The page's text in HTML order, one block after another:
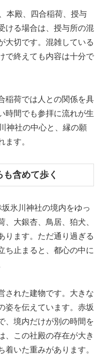
本殿、四合稲荷、授与
ける場合は、授与所の混
大切です。混雑している
で終えても内容は十分で
稲荷では人との関係を具
時間でも参拝に流れが生
神社の中心と、縁の願
ます。
含めて歩く
氷川神社の境内をゆっ
、大銀杏、鳥居、狛犬、
ります。ただ通り過ぎる
ち止まると、都心の中に
された建物です。大きな
姿を伝えています。赤坂
、境内だけが別の時間を
、この社殿の存在が大き
いた重みがあります。